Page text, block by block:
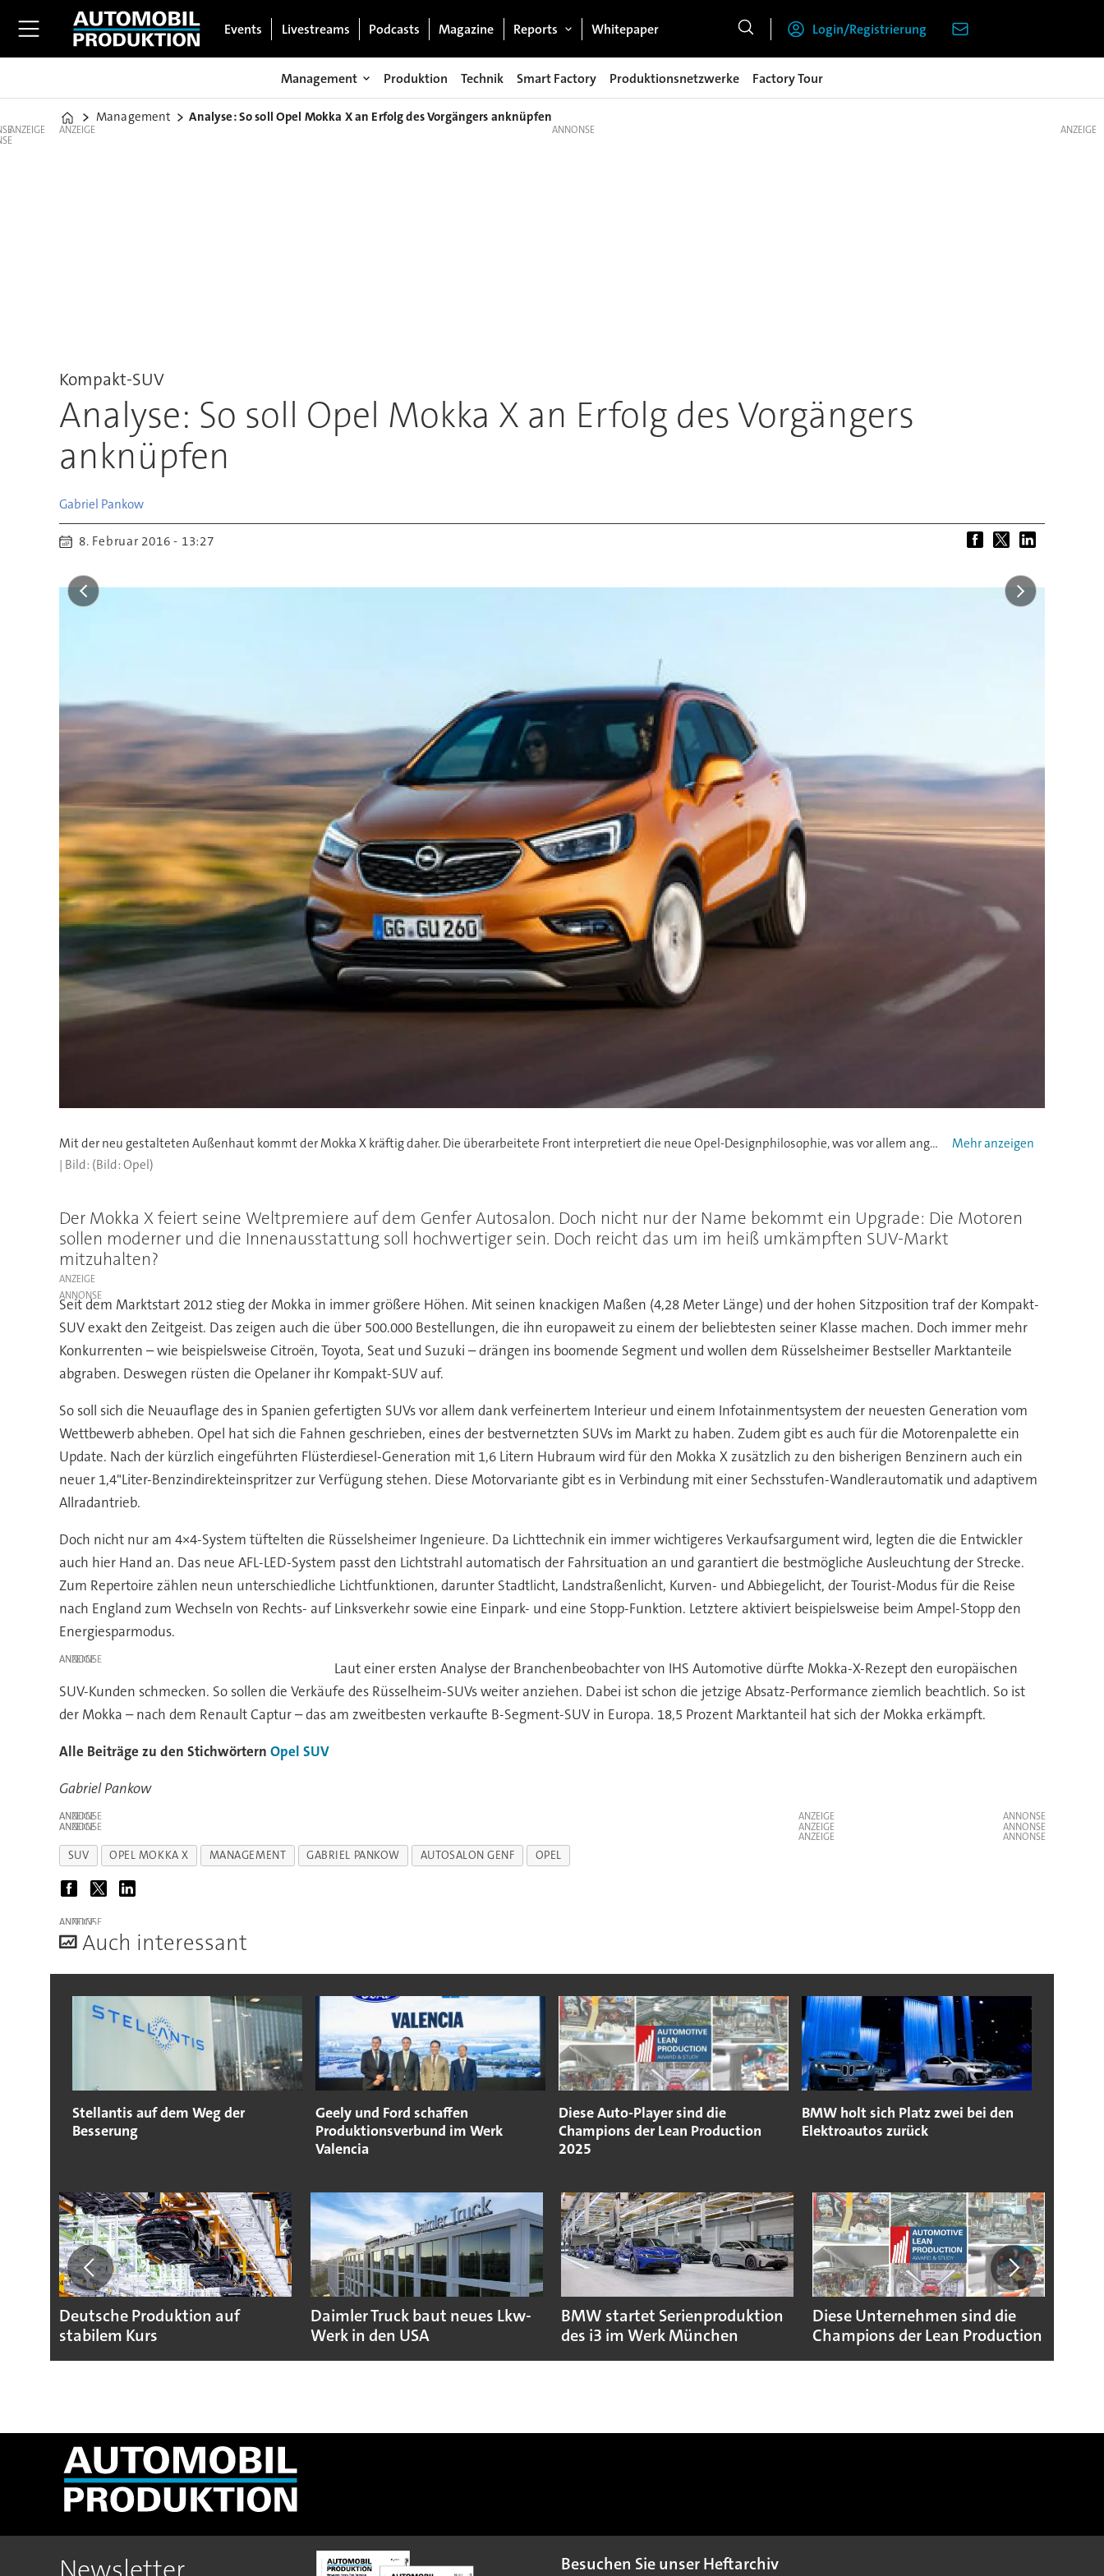
Events Livestreams Podcasts Magazine Reports Whitepaper Login/Registrierung
Management Produktion Technik Smart Factory Produktionsnetzwerke Factory Tour
Home
Management Analyse: So soll Opel Mokka X an Erfolg des Vorgängers anknüpfen
ANZEIGE ANZEIGE
Kompakt-SUV
Analyse: So soll Opel Mokka X an Erfolg des Vorgängers
anknüpfen
Gabriel Pankow
8. Februar 2016 - 13:27
Mit der neu gestalteten Außenhaut kommt der Mokka X kräftig daher. Die überarbeitete Front interpretiert die neue Opel-Designphilosophie, was vor allem angesichts des flügelförmigen Kühlergrills und der LED-Leuchtengrafik mit prominentem Doppelschwingen-Motiv des Tagfahrlichts deutlich wird. - alle
(Bild: Opel)
Der Mokka X feiert seine Weltpremiere auf dem Genfer Autosalon. Doch nicht nur der Name bekommt ein Upgrade: Die Motoren
sollen moderner und die Innenausstattung soll hochwertiger sein. Doch reicht das um im heiß umkämpften SUV-Markt
mitzuhalten?
ANZEIGE
Seit dem Marktstart 2012 stieg der Mokka in immer größere Höhen. Mit seinen knackigen Maßen (4,28 Meter Länge) und der hohen Sitzposition traf der Kompakt-
SUV exakt den Zeitgeist. Das zeigen auch die über 500.000 Bestellungen, die ihn europaweit zu einem der beliebtesten seiner Klasse machen. Doch immer mehr
Konkurrenten – wie beispielsweise Citroën, Toyota, Seat und Suzuki – drängen ins boomende Segment und wollen dem Rüsselsheimer Bestseller Marktanteile
abgraben. Deswegen rüsten die Opelaner ihr Kompakt-SUV auf.
So soll sich die Neuauflage des in Spanien gefertigten SUVs vor allem dank verfeinertem Interieur und einem Infotainmentsystem der neuesten Generation vom
Wettbewerb abheben. Opel hat sich die Fahnen geschrieben, eines der bestvernetzten SUVs im Markt zu haben. Zudem gibt es auch für die Motorenpalette ein
Update. Nach der kürzlich eingeführten Flüsterdiesel-Generation mit 1,6 Litern Hubraum wird für den Mokka X zusätzlich zu den bisherigen Benzinern auch ein
neuer 1,4"Liter-Benzindirekteinspritzer zur Verfügung stehen. Diese Motorvariante gibt es in Verbindung mit einer Sechsstufen-Wandlerautomatik und adaptivem
Allradantrieb.
Doch nicht nur am 4×4-System tüftelten die Rüsselsheimer Ingenieure. Da Lichttechnik ein immer wichtigeres Verkaufsargument wird, legten die die Entwickler
auch hier Hand an. Das neue AFL-LED-System passt den Lichtstrahl automatisch der Fahrsituation an und garantiert die bestmögliche Ausleuchtung der Strecke.
Zum Repertoire zählen neun unterschiedliche Lichtfunktionen, darunter Stadtlicht, Landstraßenlicht, Kurven- und Abbiegelicht, der Tourist-Modus für die Reise
nach England zum Wechseln von Rechts- auf Linksverkehr sowie eine Einpark- und eine Stopp-Funktion. Letztere aktiviert beispielsweise beim Ampel-Stopp den
Energiesparmodus.
ANZEIGE
Laut einer ersten Analyse der Branchenbeobachter von IHS Automotive dürfte Mokka-X-Rezept den europäischen
SUV-Kunden schmecken. So sollen die Verkäufe des Rüsselheim-SUVs weiter anziehen. Dabei ist schon die jetzige Absatz-Performance ziemlich beachtlich. So ist
der Mokka – nach dem Renault Captur – das am zweitbesten verkaufte B-Segment-SUV in Europa. 18,5 Prozent Marktanteil hat sich der Mokka erkämpft.
Alle Beiträge zu den Stichwörtern Opel SUV
Gabriel Pankow
ANZEIGE
ANZEIGE
ANZEIGE
ANZEIGE
ANZEIGE
SUV OPEL MOKKA X MANAGEMENT GABRIEL PANKOW AUTOSALON GENF OPEL
ANZEIGE
Auch interessant
Stellantis auf dem Weg der
Besserung
Geely und Ford schaffen
Produktionsverbund im Werk
Valencia
Diese Auto-Player sind die
Champions der Lean Production
2025
BMW holt sich Platz zwei bei den
Elektroautos zurück
Deutsche Produktion auf
stabilem Kurs
Daimler Truck baut neues Lkw-
Werk in den USA
BMW startet Serienproduktion
des i3 im Werk München
Diese Unternehmen sind die
Champions der Lean Production
ANZEIGE
Besuchen Sie unser Heftarchiv